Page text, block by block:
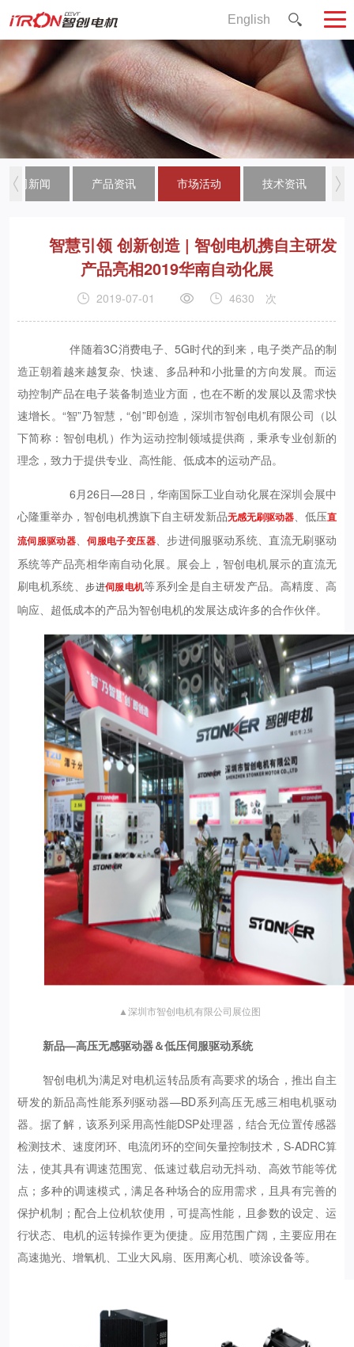
English
公司新闻 产品资讯 市场活动 技术资讯
智慧引领 创新创造 | 智创电机携自主研发
产品亮相2019华南自动化展
2019-07-01 4630 次
伴随着3C消费电子、5G时代的到来，电子类产品的制
造正朝着越来越复杂、快速、多品种和小批量的方向发展。而运
动控制产品在电子装备制造业方面，也在不断的发展以及需求快
速增长。“智”乃智慧，“创”即创造，深圳市智创电机有限公司（以
下简称：智创电机）作为运动控制领域提供商，秉承专业创新的
理念，致力于提供专业、高性能、低成本的运动产品。
6月26日—28日，华南国际工业自动化展在深圳会展中
心隆重举办，智创电机携旗下自主研发新品无感无刷驱动器、低压直
流伺服驱动器、伺服电子变压器、步进伺服驱动系统、直流无刷驱动
系统等产品亮相华南自动化展。展会上，智创电机展示的直流无
刷电机系统、步进伺服电机等系列全是自主研发产品。高精度、高
响应、超低成本的产品为智创电机的发展达成许多的合作伙伴。
▲深圳市智创电机有限公司展位图
新品—高压无感驱动器＆低压伺服驱动系统
智创电机为满足对电机运转品质有高要求的场合，推出自主
研发的新品高性能系列驱动器—BD系列高压无感三相电机驱动
器。据了解，该系列采用高性能DSP处理器，结合无位置传感器
检测技术、速度闭环、电流闭环的空间矢量控制技术，S-ADRC算
法，使其具有调速范围宽、低速过载启动无抖动、高效节能等优
点；多种的调速模式，满足各种场合的应用需求，且具有完善的
保护机制；配合上位机软使用，可提高性能，且参数的设定、运
行状态、电机的运转操作更为便捷。应用范围广阔，主要应用在
高速抛光、增氧机、工业大风扇、医用离心机、喷涂设备等。